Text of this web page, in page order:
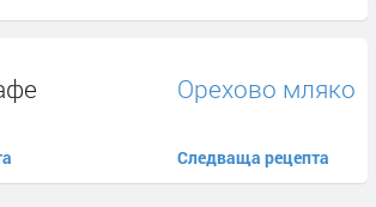
Орехово мляко
Следваща рецепта